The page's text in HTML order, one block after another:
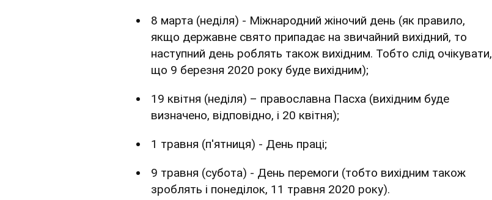
8 марта (неділя) - Міжнародний жіночий день (як правило,
якщо державне свято припадає на звичайний вихідний, то
наступний день роблять також вихідним. Тобто слід очікувати,
що 9 березня 2020 року буде вихідним);
19 квітня (неділя) – православна Пасха (вихідним буде
визначено, відповідно, і 20 квітня);
1 травня (п'ятниця) - День праці;
9 травня (субота) - День перемоги (тобто вихідним також
зроблять і понеділок, 11 травня 2020 року).